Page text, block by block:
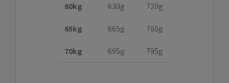
60kg 630g 720g
65kg 665g 760g
70kg 695g 795g